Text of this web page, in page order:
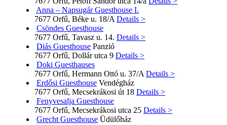
Anna – Napsugár Guesthouse I.
7677 Orfű, Béke u. 18/A Details >
Csöndes Guesthouse
7677 Orfű, Tavasz u. 14. Details >
Diás Guesthouse Panzió
7677 Orfű, Dollár utca 9 Details >
Doki Guesthauses
7677 Orfű, Hermann Ottó u. 37/A Details >
Erdősi Guesthouse Vendégház
7677 Orfű, Mecsekrákosi út 18 Details >
Fenyvesalja Guesthouse
7677 Orfű, Mecsekrákosi utca 25 Details >
Grecht Guesthouse Üdülőház